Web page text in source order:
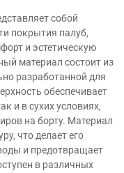
собой
покрытия палуб,
и эстетическую
материал состоит из
разработанной для
обеспечивает
и в сухих условиях,
на борту. Материал
что делает его
и предотвращает
в различных